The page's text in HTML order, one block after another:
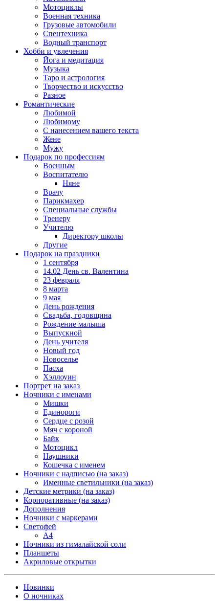
Мотоциклы
Военная техника
Грузовые автомобили
Спецтехника
Водный транспорт
Хобби и увлечения
Йога и медитация
Музыка
Таро и астрология
Творчество и искусство
Разное
Романтические
Любимой
Любимому
С нанесением вашего текста
Жене
Мужу
Подарок по профессиям
Военным
Воспитателю
Няне
Врачу
Парикмахер
Специальные службы
Тренеру
Учителю
Директору школы
Другие
Подарок на праздники
1 сентября
14.02 День св. Валентина
23 февраля
8 марта
9 мая
День рождения
Свадьба, годовщина
Рождение малыша
Выпускной
День учителя
Новый год
Новоселье
Пасха
Хэллоуин
Портрет на заказ
Ночники с именами
Мишки
Единороги
Сердце с розой
Мяч с короной
Байк
Мотоцикл
Наушники
Кошечка с именем
Ночники с надписью (на заказ)
Именные светильники (на заказ)
Детские метрики (на заказ)
Корпоративные (на заказ)
Дополнения
Ночники с маркерами
Светофей
А4
Ночники из гималайской соли
Планшеты
Акриловые открытки
Новинки
О ночниках